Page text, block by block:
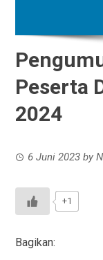
Peserta
2024
6 Juni 2023 by
+1
Bagikan: